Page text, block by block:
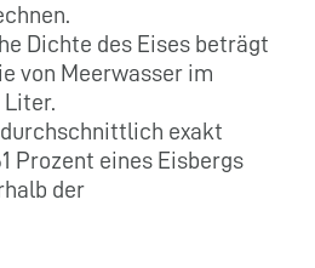
Dichte des Eises beträgt
von Meerwasser im
Liter.
exakt
Prozent eines Eisbergs
der